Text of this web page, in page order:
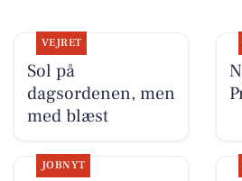
VEJRET
Sol på
dagsordenen, men
med blæst
JOBNYT